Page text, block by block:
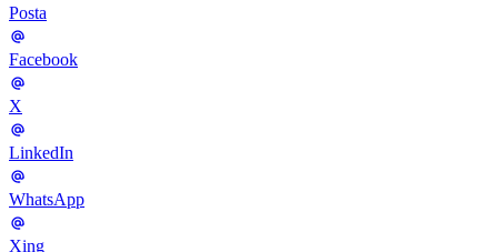
Posta
Facebook
X
LinkedIn
WhatsApp
Xing